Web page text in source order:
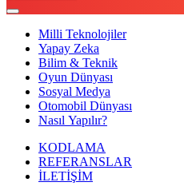
Milli Teknolojiler
Yapay Zeka
Bilim & Teknik
Oyun Dünyası
Sosyal Medya
Otomobil Dünyası
Nasıl Yapılır?
KODLAMA
REFERANSLAR
İLETİŞİM